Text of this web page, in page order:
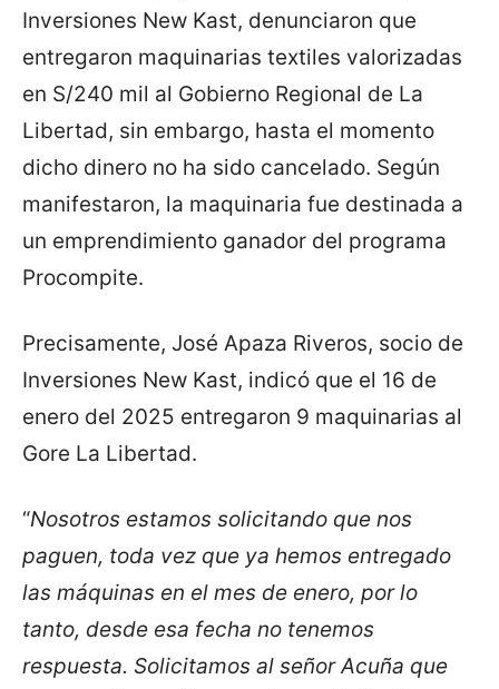
Inversiones New Kast, denunciaron que
entregaron maquinarias textiles valorizadas
en S/240 mil al Gobierno Regional de La
Libertad, sin embargo, hasta el momento
dicho dinero no ha sido cancelado. Según
manifestaron, la maquinaria fue destinada a
un emprendimiento ganador del programa
Procompite.
Precisamente, José Apaza Riveros, socio de
Inversiones New Kast, indicó que el 16 de
enero del 2025 entregaron 9 maquinarias al
Gore La Libertad.
“Nosotros estamos solicitando que nos
paguen, toda vez que ya hemos entregado
las máquinas en el mes de enero, por lo
tanto, desde esa fecha no tenemos
respuesta. Solicitamos al señor Acuña que